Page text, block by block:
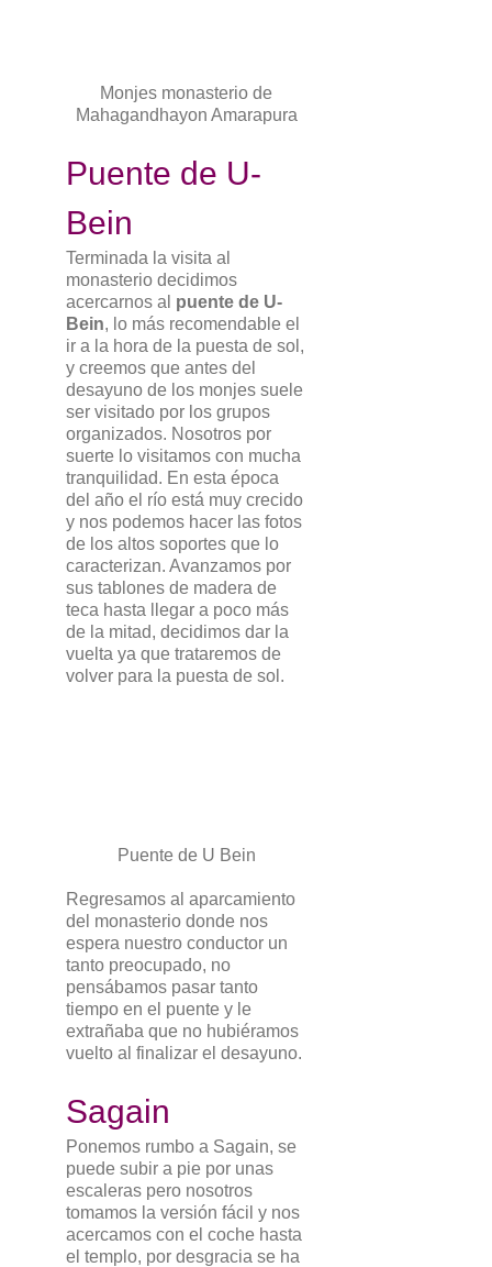
Monjes monasterio de
Mahagandhayon Amarapura
Puente de U-
Bein
Terminada la visita al
monasterio decidimos
acercarnos al puente de U-
Bein, lo más recomendable el
ir a la hora de la puesta de sol,
y creemos que antes del
desayuno de los monjes suele
ser visitado por los grupos
organizados. Nosotros por
suerte lo visitamos con mucha
tranquilidad. En esta época
del año el río está muy crecido
y nos podemos hacer las fotos
de los altos soportes que lo
caracterizan. Avanzamos por
sus tablones de madera de
teca hasta llegar a poco más
de la mitad, decidimos dar la
vuelta ya que trataremos de
volver para la puesta de sol.
Puente de U Bein
Regresamos al aparcamiento
del monasterio donde nos
espera nuestro conductor un
tanto preocupado, no
pensábamos pasar tanto
tiempo en el puente y le
extrañaba que no hubiéramos
vuelto al finalizar el desayuno.
Sagain
Ponemos rumbo a Sagain, se
puede subir a pie por unas
escaleras pero nosotros
tomamos la versión fácil y nos
acercamos con el coche hasta
el templo, por desgracia se ha